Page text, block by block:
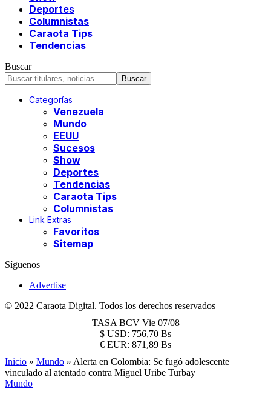
Deportes
Columnistas
Caraota Tips
Tendencias
Buscar
Categorías
Venezuela
Mundo
EEUU
Sucesos
Show
Deportes
Tendencias
Caraota Tips
Columnistas
Link Extras
Favoritos
Sitemap
Síguenos
Advertise
© 2022 Caraota Digital. Todos los derechos reservados
TASA BCV Vie 07/08
$ USD: 756,70 Bs
€ EUR: 871,89 Bs
Inicio » Mundo » Alerta en Colombia: Se fugó adolescente
vinculado al atentado contra Miguel Uribe Turbay
Mundo